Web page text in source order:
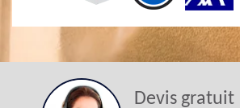
Devis gratuit